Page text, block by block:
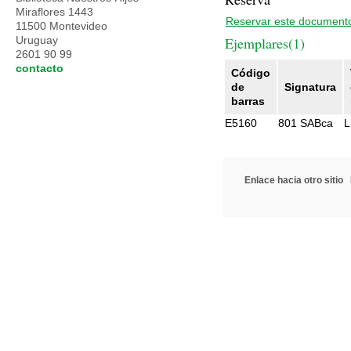
Reservar este
Ejemplares(1)
Código
de
barras
Signatura
E5160
801 SABca
Enlace hacia otro sitio
Miraflores 1443
11500 Montevideo
Uruguay
2601 90 99
contacto